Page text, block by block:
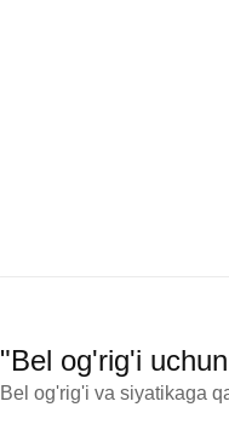
"Bel og'rig'i
Bel og'rig'i va siyatikaga